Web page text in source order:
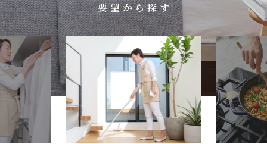
コラム
ご案内
お知らせ
家事スタッフ募集
働く仲間インタビュー
要望から探す